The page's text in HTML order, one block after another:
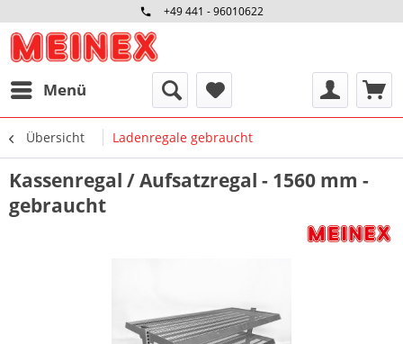
+49 441 - 96010622
Menü
Übersicht Ladenregale gebraucht
Kassenregal / Aufsatzregal - 1560 mm -
gebraucht